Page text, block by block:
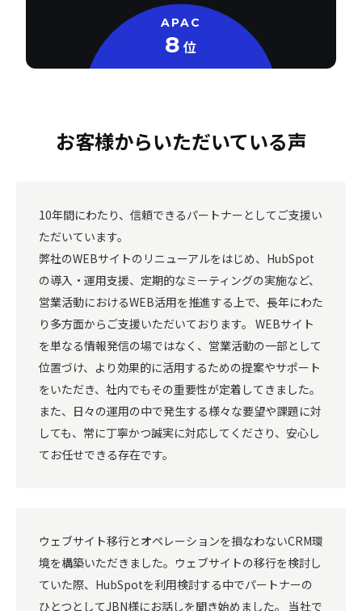
APAC
8 位
お客様からいただいている声
10年間にわたり、信頼できるパートナーとしてご支援い
ただいています。
弊社のWEBサイトのリニューアルをはじめ、HubSpot
の導入・運用支援、定期的なミーティングの実施など、
営業活動におけるWEB活用を推進する上で、長年にわた
り多方面からご支援いただいております。 WEBサイト
を単なる情報発信の場ではなく、営業活動の一部として
位置づけ、より効果的に活用するための提案やサポート
をいただき、社内でもその重要性が定着してきました。
また、日々の運用の中で発生する様々な要望や課題に対
しても、常に丁寧かつ誠実に対応してくださり、安心し
てお任せできる存在です。
ウェブサイト移行とオペレーションを損なわないCRM環
境を構築いただきました。ウェブサイトの移行を検討し
ていた際、HubSpotを利用検討する中でパートナーの
ひとつとしてJBN様にお話しを聞き始めました。 当社で